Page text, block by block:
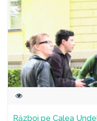
Război pe Calea